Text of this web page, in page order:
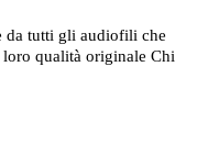
da tutti gli audiofili che
qualità originale Chi